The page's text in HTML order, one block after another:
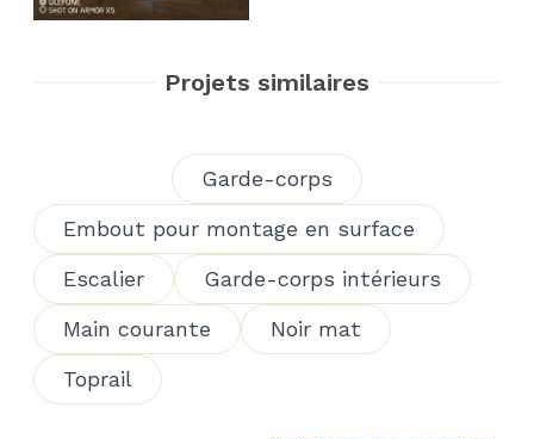
Projets similaires
Garde-corps
Embout pour montage en surface
Escalier
Garde-corps intérieurs
Main courante
Noir mat
Toprail